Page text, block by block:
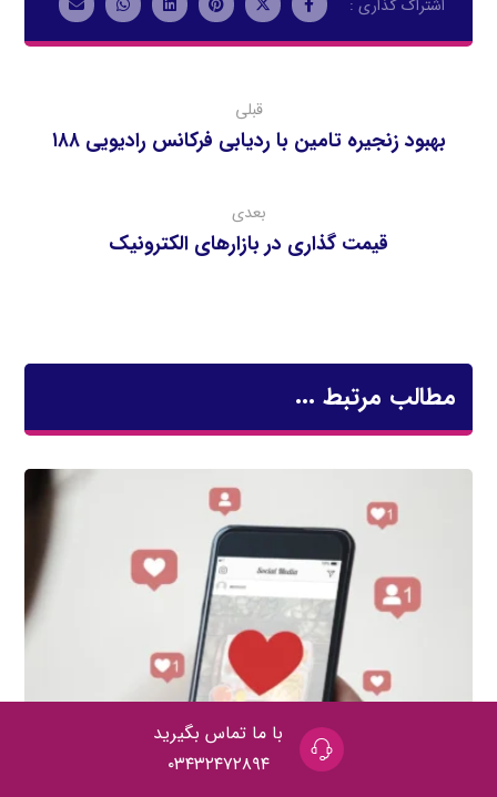
قبلی
بهبود زنجيره تامين با رديابي فركانس راديويي ۱۸۸
بعدی
قيمت گذاري در بازارهاي الكترونيك
مطالب مرتبط ...
با ما تماس بگیرید
۰۳۴۳۲۴۷۲۸۹۴